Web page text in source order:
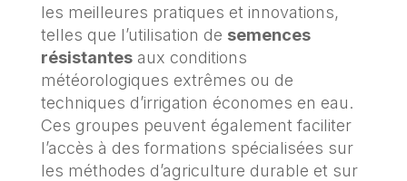
les meilleures pratiques et innovations,
telles que l’utilisation de semences
résistantesaux conditions
météorologiques extrêmes ou de
techniques d’irrigation économes en eau.
Ces groupes peuvent également faciliter
l’accès à des formations spécialisées sur
les méthodes d’agriculture durable et sur